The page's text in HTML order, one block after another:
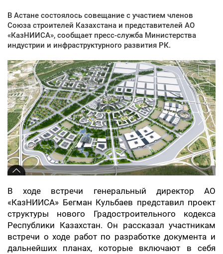
В Астане состоялось совещание с участием членов
Союза строителей Казахстана и представителей АО
«КазНИИСА», сообщает пресс-служба Министерства
индустрии и инфраструктурного развития РК.
В ходе встречи генеральный директор АО
«КазНИИСА» Бегман Кульбаев представил проект
структуры нового Градостроительного кодекса
Республики Казахстан. Он рассказал участникам
встречи о ходе работ по разработке документа и
дальнейших планах, которые включают в себя